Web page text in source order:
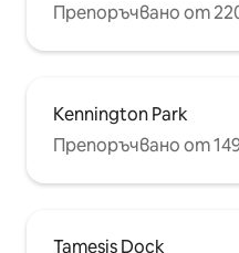
Препоръчвано от
Kennington Park
Препоръчвано от
Tamesis Dock